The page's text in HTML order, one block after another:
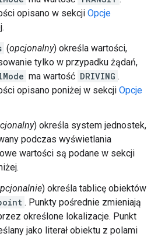
opisano w sekcji Opcje
(opcjonalny) określa wartości,
tylko w przypadku żądań,
ma wartość DRIVING .
opisano poniżej w sekcji Opcje
) określa system jednostek,
podczas wyświetlania
wartości są podane w sekcji
) określa tablicę obiektów
. Punkty pośrednie zmieniają
określone lokalizacje. Punkt
jako literał obiektu z polami